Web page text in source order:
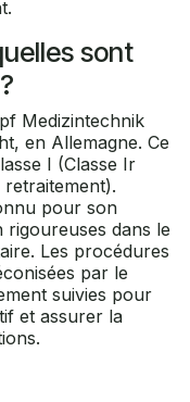
sont
Medizintechnik
en Allemagne. Ce
I (Classe Ir
pour son
dans le
Les procédures
par le
suivies pour
et assurer la